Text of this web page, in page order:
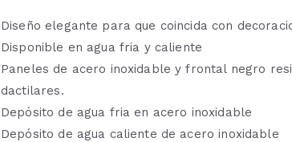
Diseño elegante para que coincida con
Disponible en agua fria y caliente
Paneles de acero inoxidable y frontal negro
dactilares.
Depósito de agua fria en acero inoxidable
Depósito de agua caliente de acero inoxidable